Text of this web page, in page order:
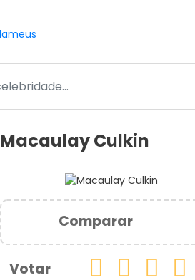
Macaulay Culkin
Comparar
Votar